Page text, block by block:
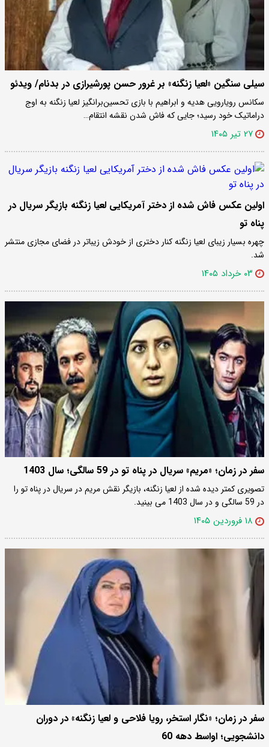
سیلی سنگین «لعیا زنگنه» بر غرور حسن پورشیرازی در بدنام/ ویدئو
سکانس رویارویی هدیه و ابراهیم با بازی تحسین‌برانگیز لعیا زنگنه به اوج
دراماتیک خود رسید؛ جایی که فاش شدن نقشه انتقام…
۲۷ تیر ۱۴۰۵
اولین عکس فاش شده از دختر آمریکایی لعیا زنگنه بازیگر سریال در
پناه تو
چهره بسیار زیبای لعیا زنگنه کنار دختری از خودش زیباتر در فضای مجازی منتشر
شد.
۰۳ خرداد ۱۴۰۵
سفر در زمان؛ «مریم» سریال در پناه تو در 59 سالگی؛ سال 1403
تصویری کمتر دیده شده از لعیا زنگنه، بازیگر نقش مریم در سریال در پناه تو را
در 59 سالگی و در سال 1403 می بینید.
۱۸ فروردین ۱۴۰۵
سفر در زمان؛ «نگار استخر، رویا فلاحی و لعیا زنگنه» در دوران
دانشجویی؛ اواسط دهه 60